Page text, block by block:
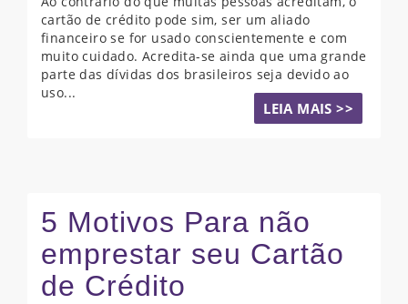
cartão de crédito pode sim, ser um aliado
financeiro se for usado conscientemente e com
muito cuidado. Acredita-se ainda que uma grande
parte das dívidas dos brasileiros seja devido ao
uso...
LEIA MAIS >>
5 Motivos Para não
emprestar seu Cartão
de Crédito